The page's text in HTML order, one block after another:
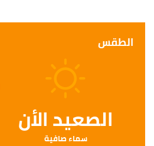
الطقس
الصعيد الأن
سماء صافية